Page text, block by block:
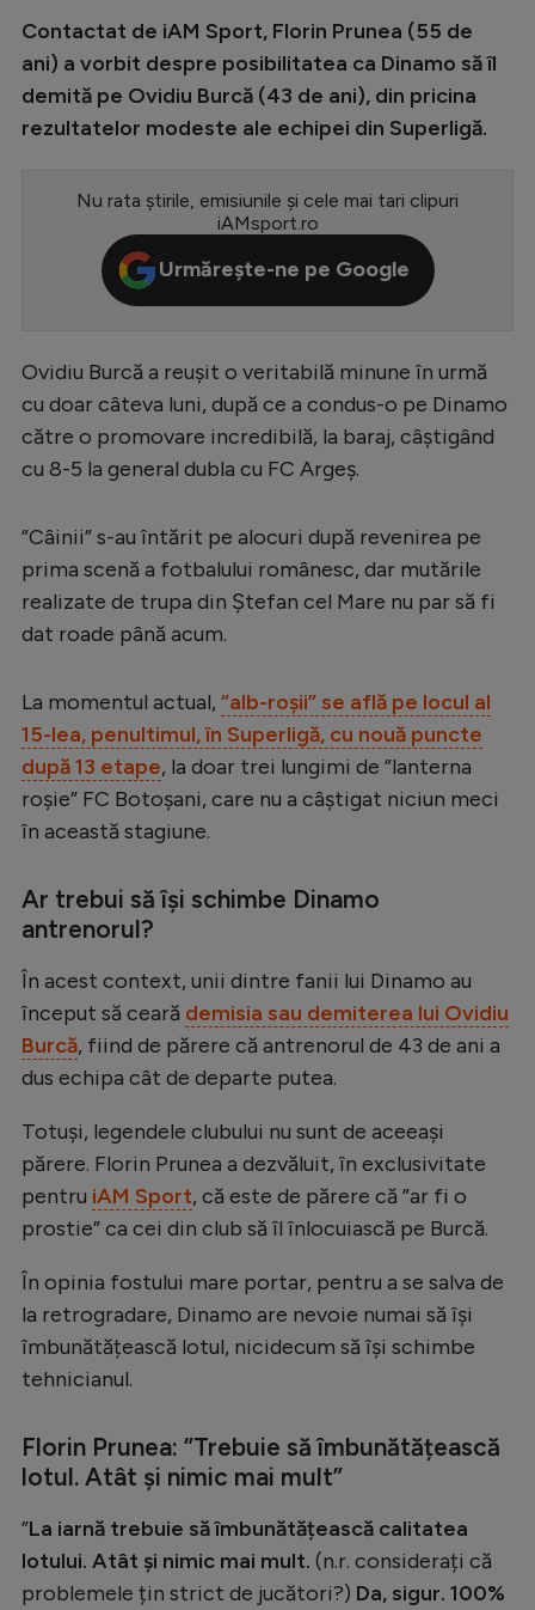
Champions League
Europa League
CM 2026
Premier League
Serie A
Bundesliga
Ligue 1
Starurile fotbalului
EURO 2024
Stranieri
Tenis
Handbal
Natație
Formula 1
Gimnastică
Auto
Rugby
Alte sporturi
JO 2024
JO 2026
Creează cont
Contactat de iAM Sport, Florin Prunea (55 de
ani) a vorbit despre posibilitatea ca Dinamo să îl
demită pe Ovidiu Burcă (43 de ani), din pricina
rezultatelor modeste ale echipei din Superligă.
Nu rata știrile, emisiunile și cele mai tari clipuri
iAMsport.ro
Urmărește-ne pe Google
Ovidiu Burcă a reușit o veritabilă minune în urmă
cu doar câteva luni, după ce a condus-o pe Dinamo
către o promovare incredibilă, la baraj, câștigând
cu 8-5 la general dubla cu FC Argeș.
”Câinii” s-au întărit pe alocuri după revenirea pe
prima scenă a fotbalului românesc, dar mutările
realizate de trupa din Ștefan cel Mare nu par să fi
dat roade până acum.
La momentul actual, ”alb-roșii” se află pe locul al
15-lea, penultimul, în Superligă, cu nouă puncte
după 13 etape, la doar trei lungimi de ”lanterna
roșie” FC Botoșani, care nu a câștigat niciun meci
în această stagiune.
Ar trebui să își schimbe Dinamo
antrenorul?
În acest context, unii dintre fanii lui Dinamo au
început să ceară demisia sau demiterea lui Ovidiu
Burcă, fiind de părere că antrenorul de 43 de ani a
dus echipa cât de departe putea.
Totuși, legendele clubului nu sunt de aceeași
părere. Florin Prunea a dezvăluit, în exclusivitate
pentru iAM Sport, că este de părere că ”ar fi o
prostie” ca cei din club să îl înlocuiască pe Burcă.
În opinia fostului mare portar, pentru a se salva de
la retrogradare, Dinamo are nevoie numai să își
îmbunătățească lotul, nicidecum să își schimbe
tehnicianul.
Florin Prunea: ”Trebuie să îmbunătățească
lotul. Atât și nimic mai mult”
”La iarnă trebuie să îmbunătățească calitatea
lotului. Atât și nimic mai mult. (n.r. considerați că
problemele țin strict de jucători?) Da, sigur. 100%